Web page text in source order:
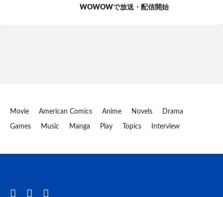
WOWOWで放送・配信開始
Movie American Comics Anime Novels Drama
Games Music Manga Play Topics Interview